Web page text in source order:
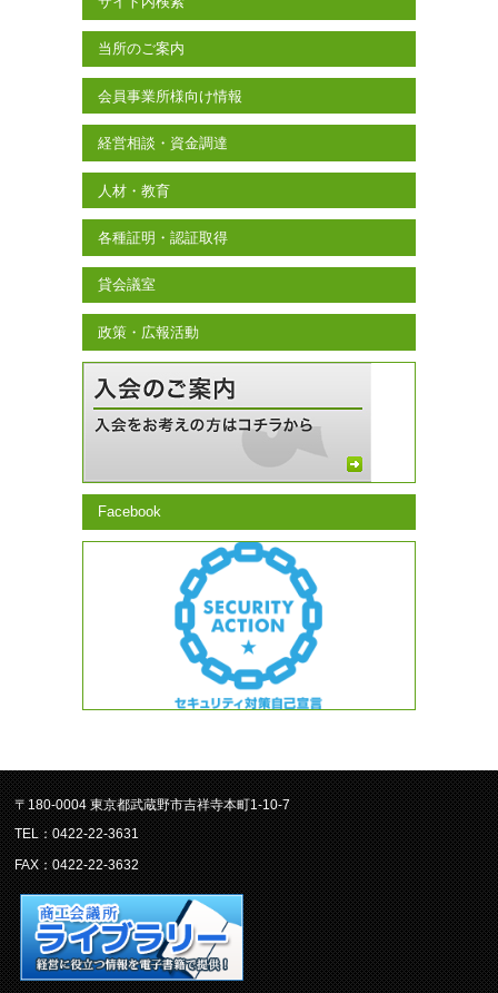
当所のご案内
会員事業所様向け情報
経営相談・資金調達
人材・教育
各種証明・認証取得
貸会議室
政策・広報活動
Facebook
〒180-0004 東京都武蔵野市吉祥寺本町1-10-7
TEL：0422-22-3631
FAX：0422-22-3632